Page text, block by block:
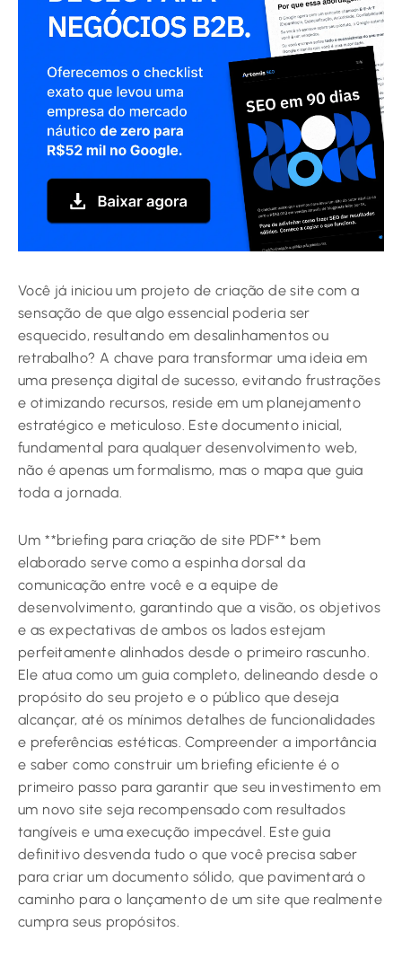
Você já iniciou um projeto de criação de site com a
sensação de que algo essencial poderia ser
esquecido, resultando em desalinhamentos ou
retrabalho? A chave para transformar uma ideia em
uma presença digital de sucesso, evitando frustrações
e otimizando recursos, reside em um planejamento
estratégico e meticuloso. Este documento inicial,
fundamental para qualquer desenvolvimento web,
não é apenas um formalismo, mas o mapa que guia
toda a jornada.
Um **briefing para criação de site PDF** bem
elaborado serve como a espinha dorsal da
comunicação entre você e a equipe de
desenvolvimento, garantindo que a visão, os objetivos
e as expectativas de ambos os lados estejam
perfeitamente alinhados desde o primeiro rascunho.
Ele atua como um guia completo, delineando desde o
propósito do seu projeto e o público que deseja
alcançar, até os mínimos detalhes de funcionalidades
e preferências estéticas. Compreender a importância
e saber como construir um briefing eficiente é o
primeiro passo para garantir que seu investimento em
um novo site seja recompensado com resultados
tangíveis e uma execução impecável. Este guia
definitivo desvenda tudo o que você precisa saber
para criar um documento sólido, que pavimentará o
caminho para o lançamento de um site que realmente
cumpra seus propósitos.